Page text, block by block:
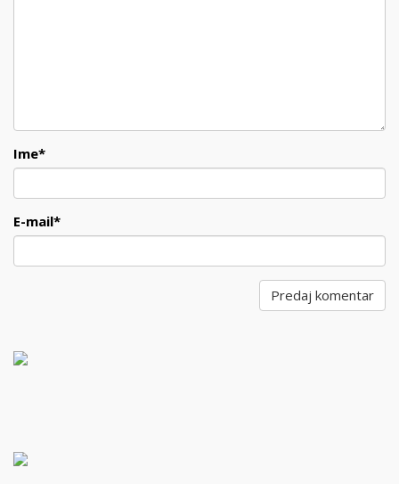
Ime*
E-mail*